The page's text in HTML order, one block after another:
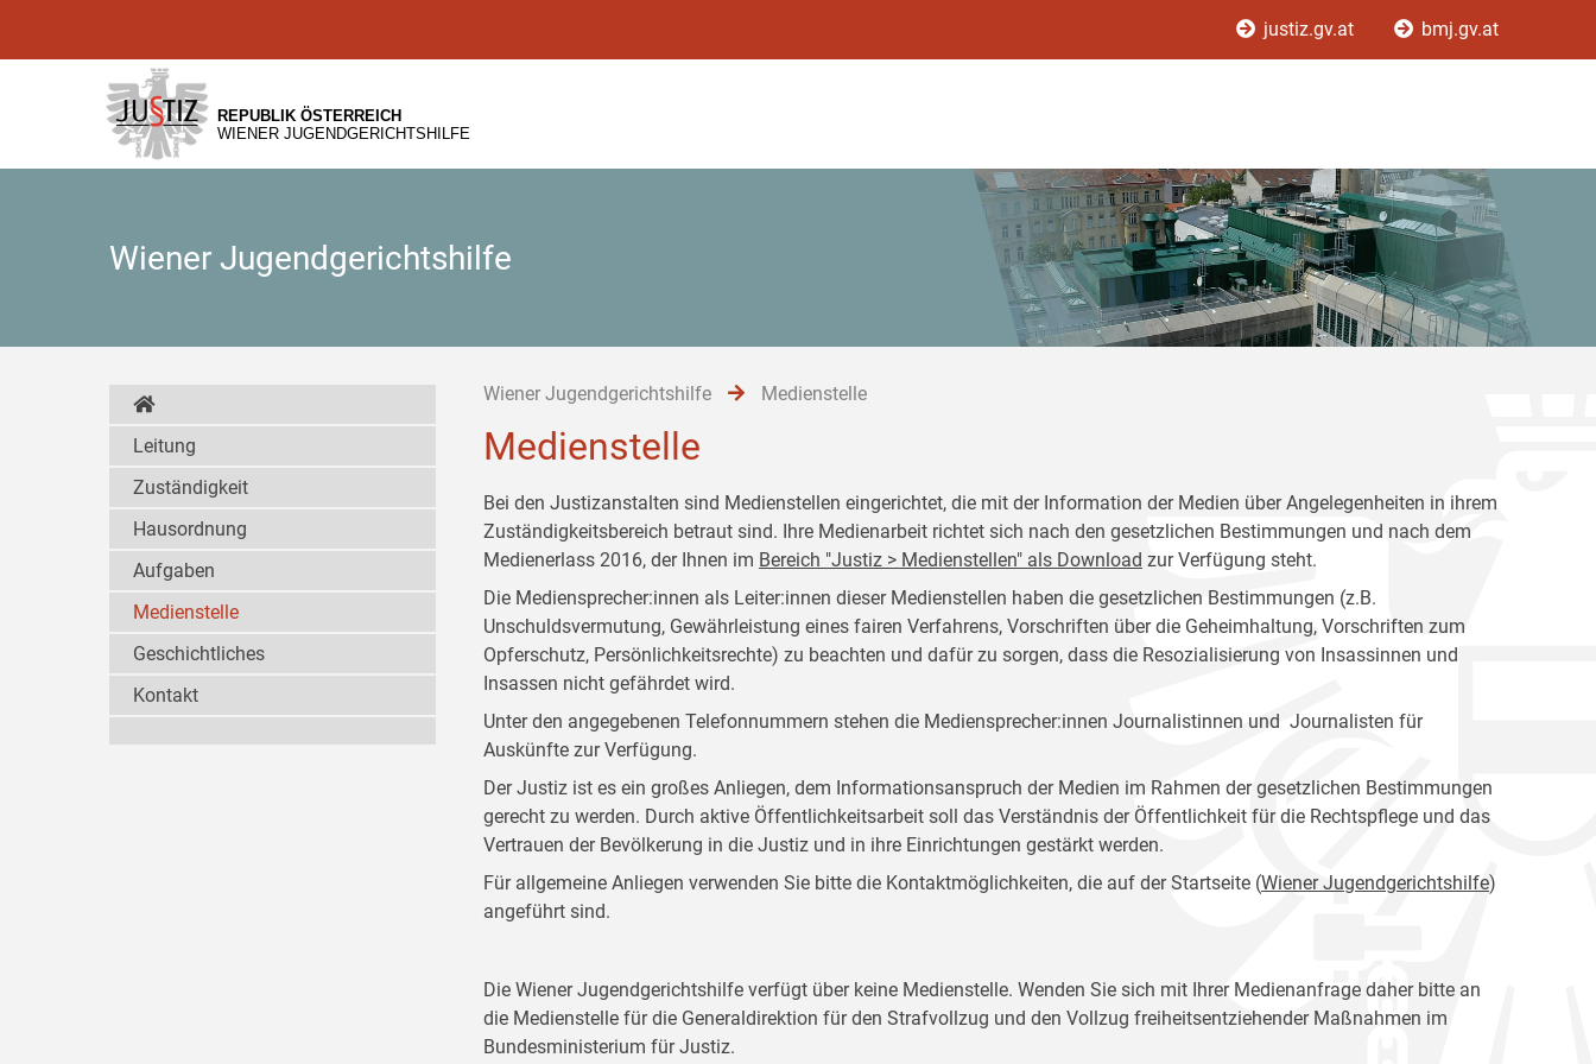
[1]
[2]
[3]
justiz.gv.at bmj.gv.at
REPUBLIK ÖSTERREICH
WIENER JUGENDGERICHTSHILFE
Wiener Jugendgerichtshilfe
Wiener Jugendgerichtshilfe Medienstelle
Medienstelle
Bei den Justizanstalten sind Medienstellen eingerichtet, die mit der Information der Medien über Angelegenheiten in ihrem
Zuständigkeitsbereich betraut sind. Ihre Medienarbeit richtet sich nach den gesetzlichen Bestimmungen und nach dem
Medienerlass 2016, der Ihnen im Bereich "Justiz > Medienstellen" als Download zur Verfügung steht.
Die Mediensprecher:innen als Leiter:innen dieser Medienstellen haben die gesetzlichen Bestimmungen (z.B.
Unschuldsvermutung, Gewährleistung eines fairen Verfahrens, Vorschriften über die Geheimhaltung, Vorschriften zum
Opferschutz, Persönlichkeitsrechte) zu beachten und dafür zu sorgen, dass die Resozialisierung von Insassinnen und
Insassen nicht gefährdet wird.
Unter den angegebenen Telefonnummern stehen die Mediensprecher:innen Journalistinnen und Journalisten für
Auskünfte zur Verfügung.
Der Justiz ist es ein großes Anliegen, dem Informationsanspruch der Medien im Rahmen der gesetzlichen Bestimmungen
gerecht zu werden. Durch aktive Öffentlichkeitsarbeit soll das Verständnis der Öffentlichkeit für die Rechtspflege und das
Vertrauen der Bevölkerung in die Justiz und in ihre Einrichtungen gestärkt werden.
Für allgemeine Anliegen verwenden Sie bitte die Kontaktmöglichkeiten, die auf der Startseite (Wiener Jugendgerichtshilfe)
angeführt sind.
Die Wiener Jugendgerichtshilfe verfügt über keine Medienstelle. Wenden Sie sich mit Ihrer Medienanfrage daher bitte an
die Medienstelle für die Generaldirektion für den Strafvollzug und den Vollzug freiheitsentziehender Maßnahmen im
Bundesministerium für Justiz.
Leitung
Zuständigkeit
Hausordnung
Aufgaben
Medienstelle
Geschichtliches
Kontakt